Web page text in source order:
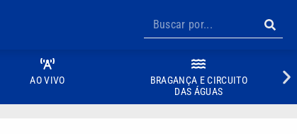
AO VIVO
BRAGANÇA E CIRCUITO
DAS ÁGUAS